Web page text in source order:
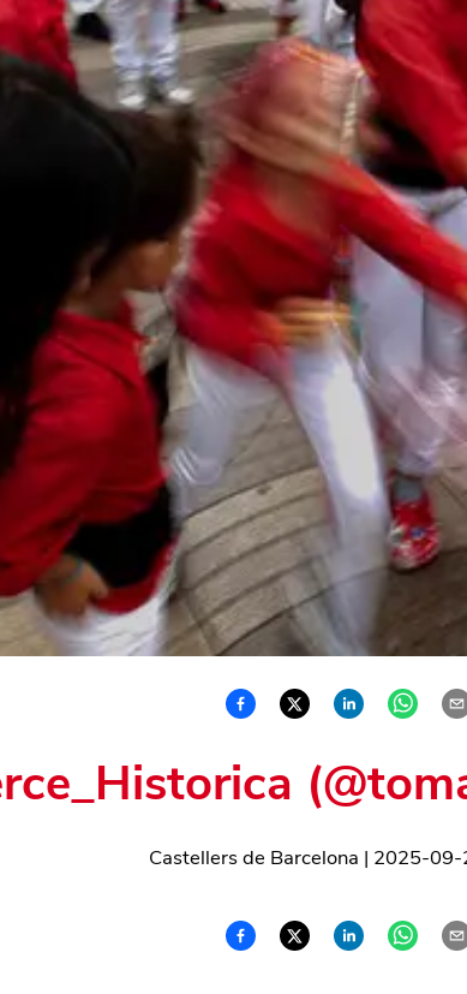
Castellers de Barcelona | 2025-09-